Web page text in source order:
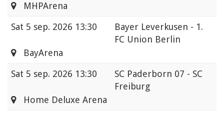
MHPArena
Sat 5 sep. 2026 13:30
Bayer Leverkusen - 1.
FC Union Berlin
BayArena
Sat 5 sep. 2026 13:30
SC Paderborn 07 - SC
Freiburg
Home Deluxe Arena